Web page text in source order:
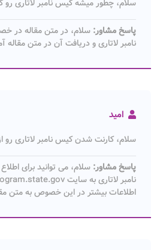
سلام، چطور میشه کیس نامبر لاتاری رو
پاسخ مشاور: سلام، در متن مقاله در
نامبر لاتاری و دریافت آن در متن مقاله
امید
سلام، کارنت شدن کیس نامبر لاتاری رو
پاسخ مشاور: سلام، می توانید برای
اطلاعات بیشتر در این خصوص به متن